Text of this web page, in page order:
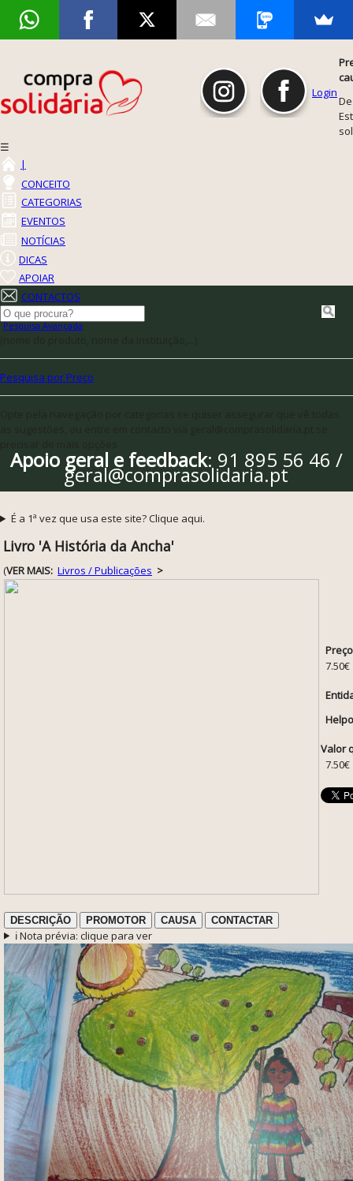
Login
☰
|
CONCEITO
CATEGORIAS
EVENTOS
NOTÍCIAS
DICAS
APOIAR
CONTACTOS
Pesquisa Avançada
Pesquisa por Preço
Apoio geral e feedback: 91 895 56 46 /
geral@comprasolidaria.pt
É a 1ª vez que usa este site? Clique aqui.
Livro 'A História da Ancha'
(VER MAIS: Livros / Publicações >
7.50€
Helpo
Valor
7.50€
DESCRIÇÃO PROMOTOR CAUSA CONTACTAR
ℹ️ Nota prévia: clique para ver